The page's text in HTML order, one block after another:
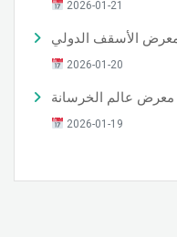
2026-01-21
2026-01-20
2026-01-19